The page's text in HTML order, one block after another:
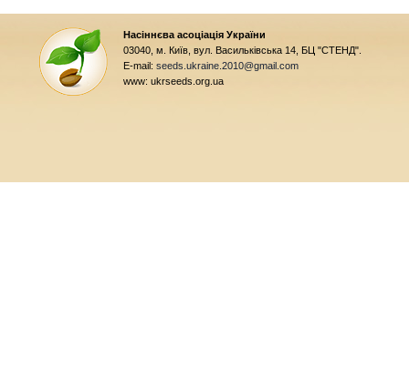
Насіннєва асоціація України
03040, м. Київ, вул. Васильківська 14, БЦ "СТЕНД".
E-mail: seeds.ukraine.2010@gmail.com
www: ukrseeds.org.ua